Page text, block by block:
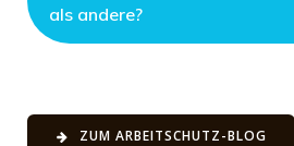
als andere?
ZUM ARBEITSCHUTZ-BLOG